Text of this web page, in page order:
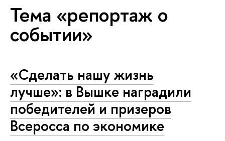
Тема «репортаж о
событии»
«Сделать нашу жизнь
лучше»: в Вышке наградили
победителей и призеров
Всеросса по экономике